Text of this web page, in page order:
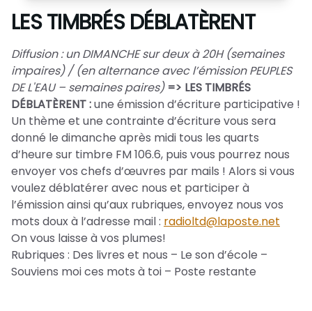
J'adhère
Exprime ton soutien
Nous Contacter
La newsletter
LES TIMBRÉS DÉBLATÈRENT
Diffusion : un DIMANCHE sur deux à 20H (semaines
impaires) / (en alternance avec l’émission PEUPLES
DE L'EAU – semaines paires) => LES TIMBRÉS
DÉBLATÈRENT :une émission d’écriture participative !
Un thème et une contrainte d’écriture vous sera
donné le dimanche après midi tous les quarts
d’heure sur timbre FM 106.6, puis vous pourrez nous
envoyer vos chefs d’œuvres par mails ! Alors si vous
voulez déblatérer avec nous et participer à
l’émission ainsi qu’aux rubriques, envoyez nous vos
mots doux à l’adresse mail : radioltd@laposte.net
On vous laisse à vos plumes!
Rubriques : Des livres et nous – Le son d’école –
Souviens moi ces mots à toi – Poste restante